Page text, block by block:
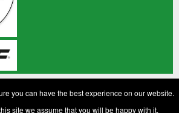
you can have the best experience on our website.
site we assume that you will be happy with it.